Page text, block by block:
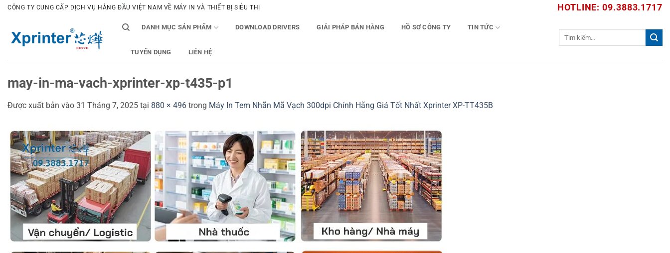
Bỏ
dung
CÔNG TY CUNG CẤP DỊCH VỤ HÀNG ĐẦU VIỆT NAM VỀ MÁY IN VÀ THIẾT BỊ SIÊU THỊ HOTLINE: 09.3883.1717
DANH MỤC SẢN PHẨM DOWNLOAD DRIVERS GIẢI PHÁP BÁN HÀNG HỒ SƠ CÔNG TY TIN TỨC
TUYỂN DỤNG LIÊN HỆ
may-in-ma-vach-xprinter-xp-t435-p1
Được xuất bản vào 31 Tháng 7, 2025 tại 880 × 496 trong Máy In Tem Nhãn Mã Vạch 300dpi Chính Hãng Giá Tốt Nhất Xprinter XP-TT435B